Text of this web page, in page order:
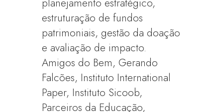
planejamento estratégico,
estruturação de fundos
patrimoniais, gestão da doação
e avaliação de impacto.
Amigos do Bem, Gerando
Falcões, Instituto International
Paper, Instituto Sicoob,
Parceiros da Educação,